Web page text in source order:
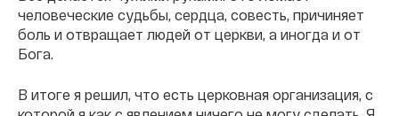
человеческие судьбы, сердца, совесть, причиняет
боль и отвращает людей от церкви, а иногда и от
Бога.
В итоге я решил, что есть церковная организация, с